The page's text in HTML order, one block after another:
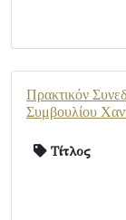
Πρακτικόν
Συμβουλίου
Τίτλος